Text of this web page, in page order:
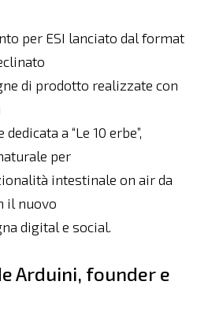
per ESI lanciato dal format
di prodotto realizzate con
a “Le 10 erbe”,
per
intestinale on air da
il nuovo
digital e social.
Arduini, founder e